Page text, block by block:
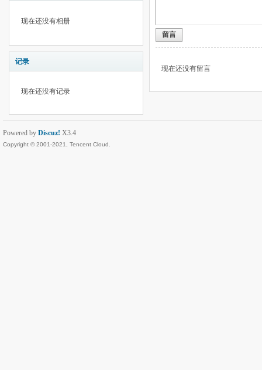
现在还没有相册
记录
现在还没有记录
留言
现在还没有留言
Powered by Discuz! X3.4
Copyright © 2001-2021, Tencent Cloud.